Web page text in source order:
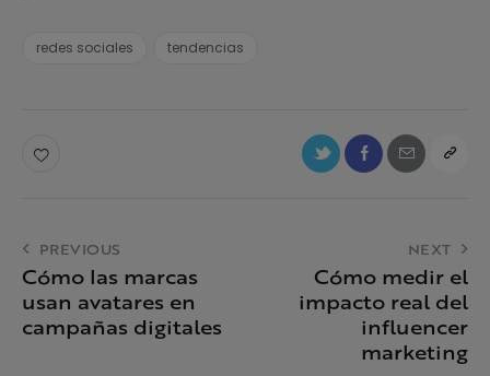
redes sociales tendencias
PREVIOUS
Cómo las marcas
usan avatares en
campañas digitales
NEXT
Cómo medir el
impacto real del
influencer
marketing